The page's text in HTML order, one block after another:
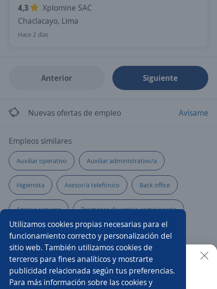
4,3
Xplomine SAC
Chaclacayo, Lima
Hace 2 días
Anterior Siguiente
Nuevas ofertas de empleo Avísame
Empleos similares
Auxiliar operativo Auxiliar administrativo/a
Higienista Asesor/a telefónico Back office
Agente seguros Promotor de ventas comisionista
Call center Operarios de producción
Asistente de recursos humanos
Promotor/a de cambaceo Asistente/a de almacén
Buscar es más fácil en la app
Utilizamos cookies propias necesarias para el
funcionamiento correcto y personalización del
sitio web. También utilizamos cookies de
terceros para fines analíticos y mostrarte
publicidad relacionada según tus preferencias.
Para más información sobre las cookies y